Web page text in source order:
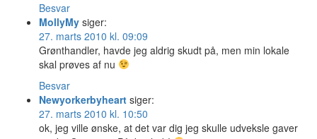
Besvar
MollyMy siger:
27. marts 2010 kl. 09:09
Grønthandler, havde jeg aldrig skudt på, men min lokale
skal prøves af nu
Besvar
Newyorkerbyheart siger:
27. marts 2010 kl. 10:50
ok, jeg ville ønske, at det var dig jeg skulle udveksle gaver